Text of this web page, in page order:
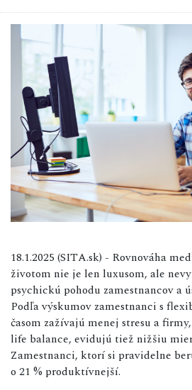
18.1.2025 (SITA.sk) - Rovnováha
životom nie je len luxusom, ale
psychickú pohodu zamestnancov a
Podľa výskumov zamestnanci s
časom zažívajú menej stresu a
life balance, evidujú tiež nižšiu
Zamestnanci, ktorí si pravidelne
o 21 % produktívnejší.